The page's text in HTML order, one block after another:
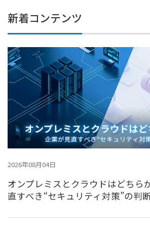
新着コンテンツ
2026年08月04日
オンプレミスとクラウドはどちら
直すべき“セキュリティ対策”の判